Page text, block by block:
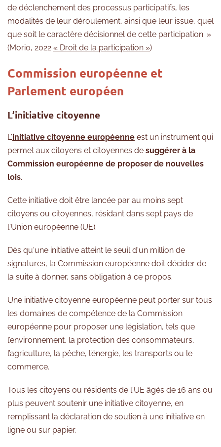
de déclenchement des processus participatifs, les
modalités de leur déroulement, ainsi que leur issue, quel
que soit le caractère décisionnel de cette participation. »
(Morio, 2022 « Droit de la participation »)
Commission européenne et
Parlement européen
L’initiative citoyenne
L'initiative citoyenne européenne est un instrument qui
permet aux citoyens et citoyennes de suggérer à la
Commission européenne de proposer de nouvelles
lois.
Cette initiative doit être lancée par au moins sept
citoyens ou citoyennes, résidant dans sept pays de
l'Union européenne (UE).
Dès qu'une initiative atteint le seuil d'un million de
signatures, la Commission européenne doit décider de
la suite à donner, sans obligation à ce propos.
Une initiative citoyenne européenne peut porter sur tous
les domaines de compétence de la Commission
européenne pour proposer une législation, tels que
l’environnement, la protection des consommateurs,
l’agriculture, la pêche, l’énergie, les transports ou le
commerce.
Tous les citoyens ou résidents de l'UE âgés de 16 ans ou
plus peuvent soutenir une initiative citoyenne, en
remplissant la déclaration de soutien à une initiative en
ligne ou sur papier.